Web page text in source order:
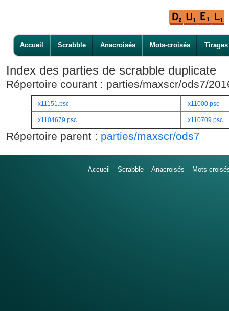
Accueil Scrabble Anacroisés Mots-croisés Tirages
Index des parties de scrabble duplicate
Répertoire courant : parties/maxscr/ods7/
x11151.psc x11000.psc
x1104679.psc x110709.psc
Répertoire parent : parties/maxscr/ods7
Accueil Scrabble Anacroisés Mots-